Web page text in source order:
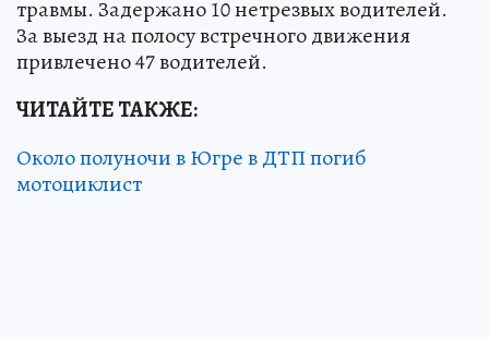
травмы. Задержано 10 нетрезвых водителей.
За выезд на полосу встречного движения
привлечено 47 водителей.
ЧИТАЙТЕ ТАКЖЕ:
Около полуночи в Югре в ДТП погиб
мотоциклист